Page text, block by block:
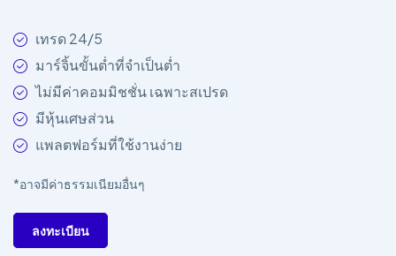
เทรด 24/5
มาร์จิ้นขั้นต่ำที่จำเป็นต่ำ
ไม่มีค่าคอมมิชชั่น เฉพาะสเปรด
มีหุ้นเศษส่วน
แพลตฟอร์มที่ใช้งานง่าย
*อาจมีค่าธรรมเนียมอื่นๆ
ลงทะเบียน